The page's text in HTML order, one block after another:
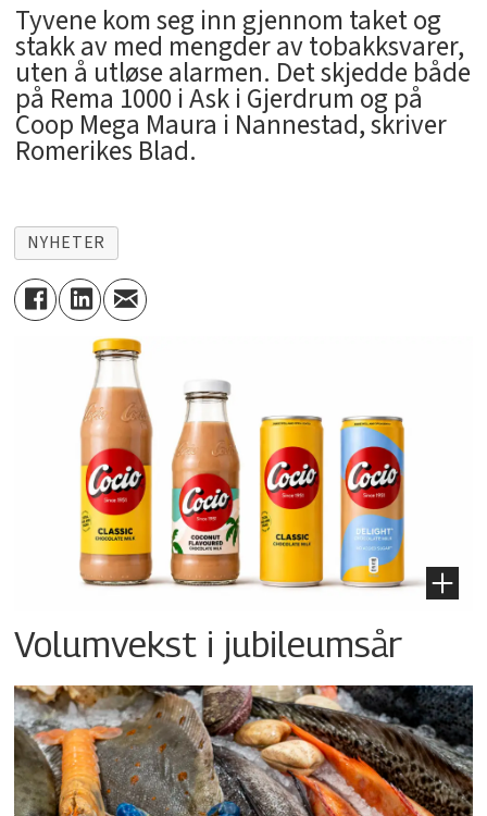
Tyvene kom seg inn gjennom taket og
stakk av med mengder av tobakksvarer,
uten å utløse alarmen. Det skjedde både
på Rema 1000 i Ask i Gjerdrum og på
Coop Mega Maura i Nannestad, skriver
Romerikes Blad.
NYHETER
Volumvekst i jubileumsår